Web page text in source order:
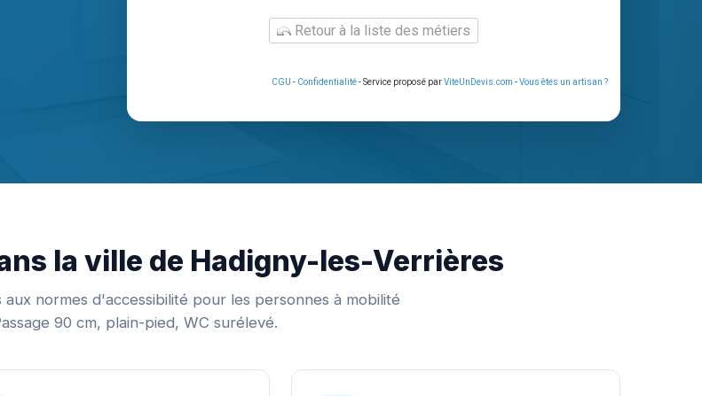
Retour à la liste des métiers
CGU - Confidentialité- Service proposé parViteUnDevis.com -Vous êtes un artisan ?
la ville de Hadigny-les-Verrières
aux normes d'accessibilité pour les personnes à mobilité
90 cm, plain-pied, WC surélevé.